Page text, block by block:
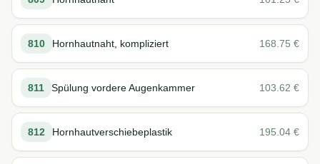
810 Hornhautnaht, kompliziert 168.75 €
811 Spülung vordere Augenkammer 103.62 €
812 Hornhautverschiebeplastik 195.04 €